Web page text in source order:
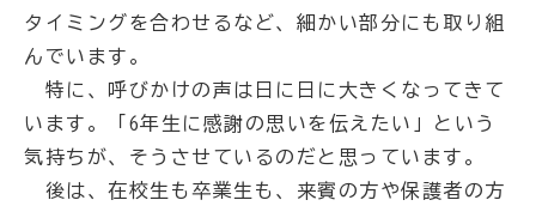
タイミングを合わせるなど、細かい部分にも取り組
んでいます。
特に、呼びかけの声は日に日に大きくなってきて
います。「6年生に感謝の思いを伝えたい」という
気持ちが、そうさせているのだと思っています。
後は、在校生も卒業生も、来賓の方や保護者の方